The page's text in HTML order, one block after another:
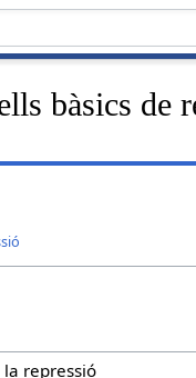
bàsics de